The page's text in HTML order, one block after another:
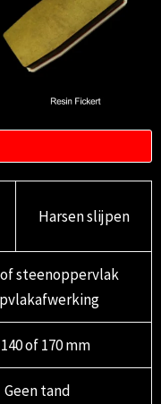
Harsen slijpen
steenoppervlak
of 170 mm
Geen tand